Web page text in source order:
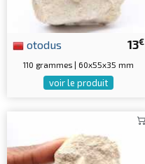
13€
otodus
110 grammes | 60x55x35 mm
voir le produit